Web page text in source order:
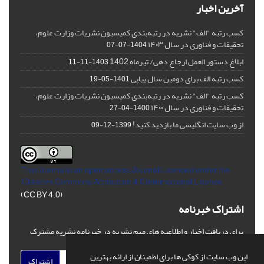
این وب سایت از کوکی ها برای اطمینان از ارائه بهترین
آخرین اخبار
کسب رتبه "الف" نشریه در رتبه‌بندی کمیسیون نشریات وزارت علوم،
تحقیقات و فناوری در سال ۱۴۰۳ 1404-07-07
ابلاغ دستور العمل ارجاع دهی/ تیرماه 1402 1403-11-11
کسب رتبه الف برای دومین سال پیاپی1401-05-19
کسب رتبه "الف" نشریه در رتبه‌بندی کمیسیون نشریات وزارت علوم،
تحقیقات و فناوری در سال ۱۴۰۰ 1400-04-27
از وب سایت انگلیسی ما بازدید کنید!1399-12-09
This Journal is an open access Journal Licensedunder the
Creative Commons Attribution 4.0 International License
(CC BY 4.0)
اشتراک خبرنامه
برای دریافت اخبار و اطلاعیه های مهم نشریه در خبرنامه نشریه مشترک